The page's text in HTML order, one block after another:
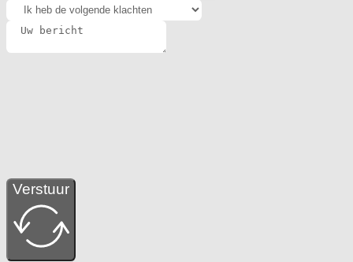
Verstuur